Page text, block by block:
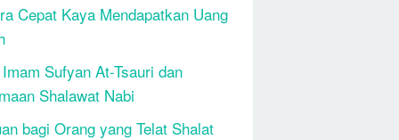
Cepat Kaya Mendapatkan Uang
Sufyan At-Tsauri dan
Shalawat Nabi
bagi Orang yang Telat Shalat